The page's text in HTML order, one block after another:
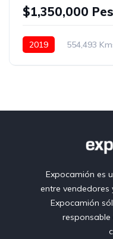
$1,350,000
2019 554,493
Bluetooth
Azul
Expocamión es
entre vendedores
Expocamión